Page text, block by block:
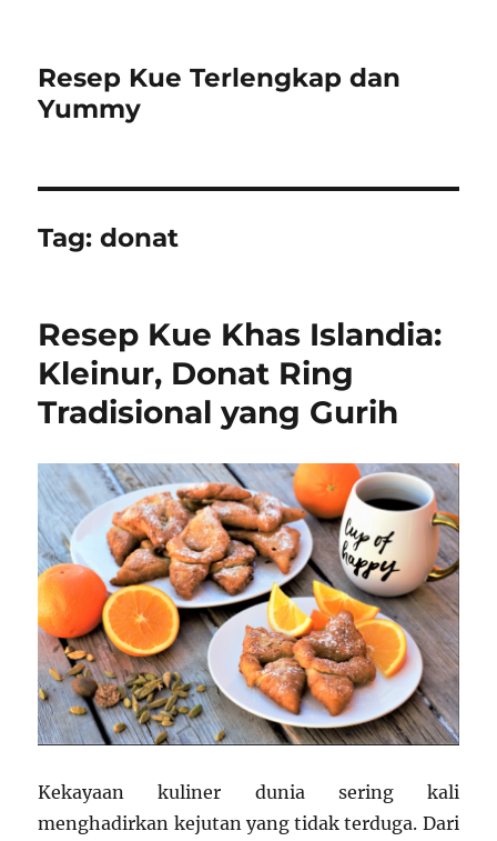
Resep Kue Terlengkap dan
Yummy
Tag:donat
Resep Kue Khas Islandia:
Kleinur, Donat Ring
Tradisional yang Gurih
Kekayaan kuliner dunia sering kali
menghadirkan kejutan yang tidak terduga. Dari